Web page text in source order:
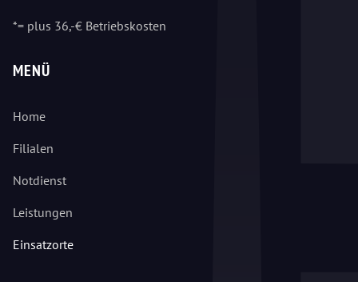
*= plus 36,-€ Betriebskosten
MENÜ
Home
Filialen
Notdienst
Leistungen
Einsatzorte